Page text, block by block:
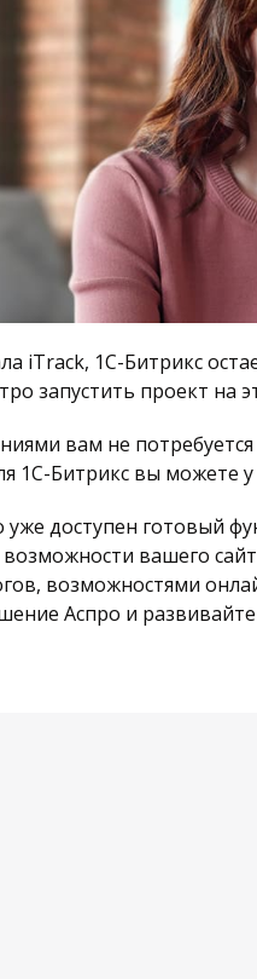
iTrack, 1C-Битрикс
запустить проект на
вам не потребуется
1С-Битрикс вы можете у
уже доступен готовый
вашего
возможностями
Аспро и